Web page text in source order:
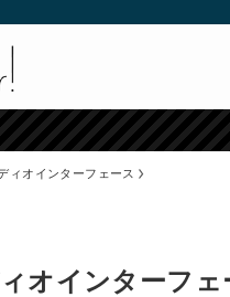
ィオインターフェース
オインターフ